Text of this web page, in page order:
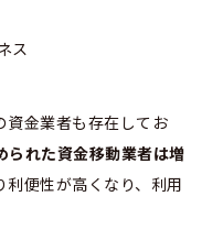
ス
資金業者も存在してお
られた資金移動業者は増
利便性が高くなり、利用